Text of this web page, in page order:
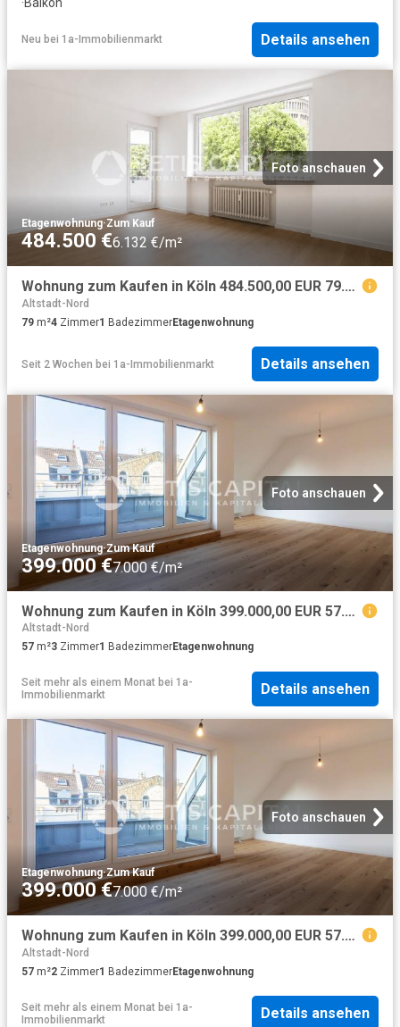
Neu bei 1a-Immobilienmarkt Details ansehen
Foto anschauen
Etagenwohnung·Zum Kauf
484.500 €6.132 €/m²
Wohnung zum Kaufen in Köln 484.500,00 EUR 79.14 m²
Altstadt-Nord
79 m²4 Zimmer1 BadezimmerEtagenwohnung
Seit 2 Wochen bei 1a-Immobilienmarkt Details ansehen
Foto anschauen
Etagenwohnung·Zum Kauf
399.000 €7.000 €/m²
Wohnung zum Kaufen in Köln 399.000,00 EUR 57.75 m²
Altstadt-Nord
57 m²3 Zimmer1 BadezimmerEtagenwohnung
Seit mehr als einem Monat bei 1a-
Immobilienmarkt
Details ansehen
Foto anschauen
Etagenwohnung·Zum Kauf
399.000 €7.000 €/m²
Wohnung zum Kaufen in Köln 399.000,00 EUR 57.75 m²
Altstadt-Nord
57 m²2 Zimmer1 BadezimmerEtagenwohnung
Seit mehr als einem Monat bei 1a-
Immobilienmarkt
Details ansehen